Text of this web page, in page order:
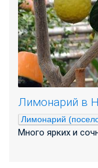
Лимонарий в
Лимонарий
Много ярких и